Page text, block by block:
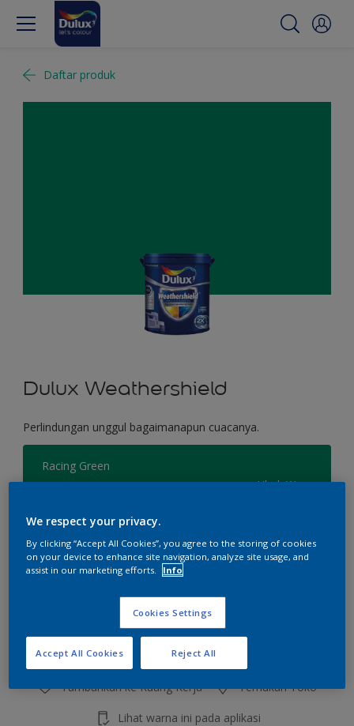
Daftar produk
Dulux Weathershield
Perlindungan unggul bagaimanapun cuacanya.
Racing Green
Ubah Warna
Ukuran
2.5 L 20 L
Kalkulator cat
Hitung
Tambahkan ke Ruang Kerja Temukan Toko
Lihat warna ini pada aplikasi
We respect your privacy.
By clicking “Accept All Cookies”, you agree to the storing of cookies
on your device to enhance site navigation, analyze site usage, and
assist in our marketing efforts.
Info
Cookies Settings
Reject All
Accept All Cookies